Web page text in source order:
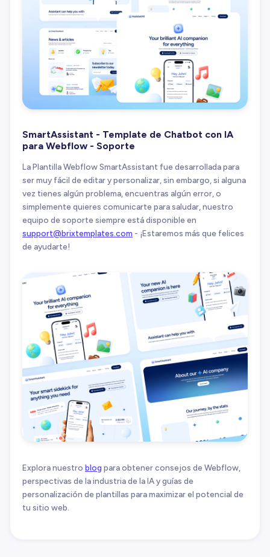
SmartAssistant - Template de Chatbot con IA
para Webflow - Soporte
La Plantilla Webflow SmartAssistant fue desarrollada para
ser muy fácil de editar y personalizar, sin embargo, si alguna
vez tienes algún problema, encuentras algún error, o
simplemente quieres comunicarte para saludar, nuestro
equipo de soporte siempre está disponible en
support@brixtemplates.com - ¡Estaremos más que felices
de ayudarte!
Explora nuestro blog para obtener consejos de Webflow,
perspectivas de la industria de la IA y guías de
personalización de plantillas para maximizar el potencial de
tu sitio web.